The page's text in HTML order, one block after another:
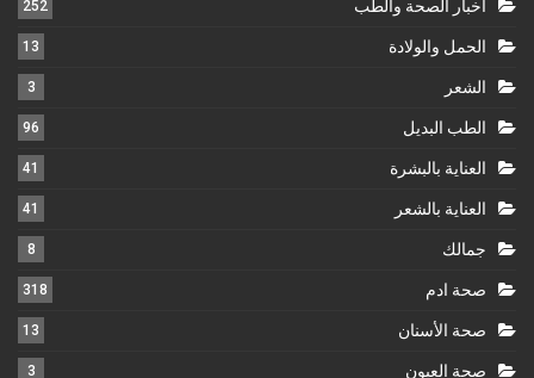
اخبار الصحة والطب 252
الحمل والولادة 13
الشعر 3
الطب البديل 96
العناية بالبشرة 41
العناية بالشعر 41
جمالك 8
صحة ادم 318
صحة الأسنان 13
صحة العيون 3